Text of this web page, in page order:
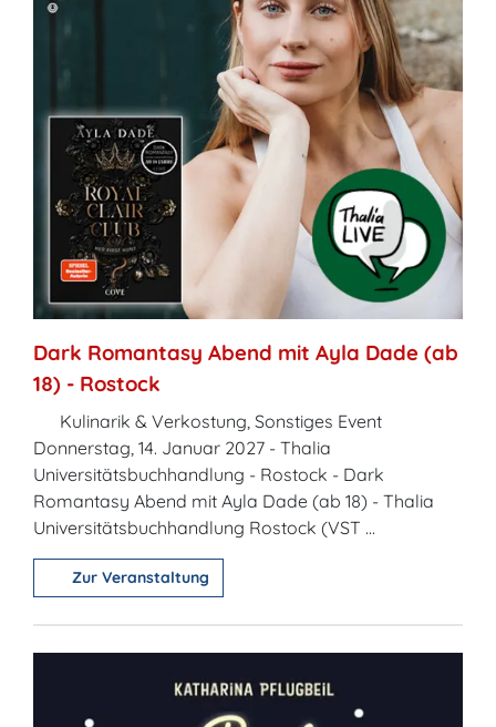
Dark Romantasy Abend mit Ayla Dade (ab
18) - Rostock
Kulinarik & Verkostung, Sonstiges Event
Donnerstag, 14. Januar 2027 - Thalia
Universitätsbuchhandlung - Rostock - Dark
Romantasy Abend mit Ayla Dade (ab 18) - Thalia
Universitätsbuchhandlung Rostock (VST ...
Zur Veranstaltung